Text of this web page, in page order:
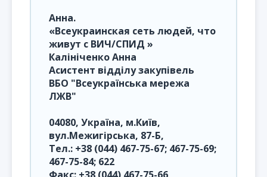
Анна.
«Всеукраинская сеть людей, что
живут с ВИЧ/СПИД »
Калініченко Анна
Асистент відділу закупівель
ВБО "Всеукраїнська мережа
ЛЖВ"
04080, Україна, м.Київ,
вул.Межигірська, 87-Б,
Тел.: +38 (044) 467-75-67; 467-75-69;
467-75-84; 622